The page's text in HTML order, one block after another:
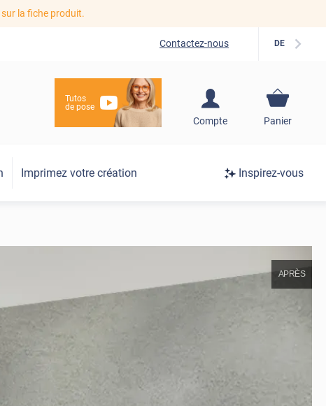
la fiche produit.
Contactez-nous DE
Tutos
de pose
Compte
S'inscrire / Se
Panier
Imprimez votre création Inspirez-vous
APRÈS